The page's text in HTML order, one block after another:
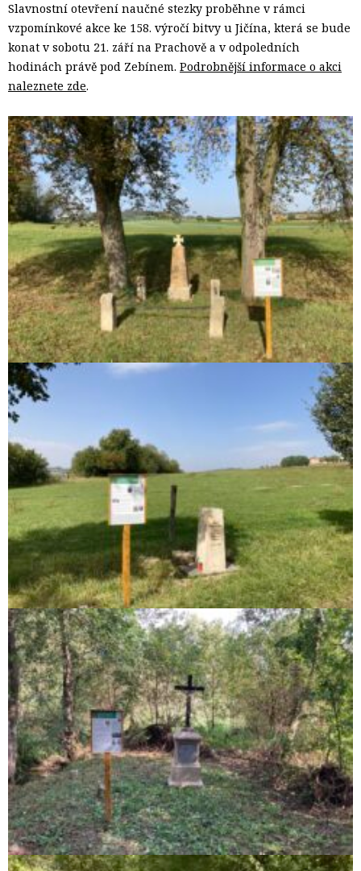
Slavnostní otevření naučné stezky proběhne v rámci
vzpomínkové akce ke 158. výročí bitvy u Jičína, která se bude
konat v sobotu 21. září na Prachově a v odpoledních
hodinách právě pod Zebínem. Podrobnější informace o akci
naleznete zde.